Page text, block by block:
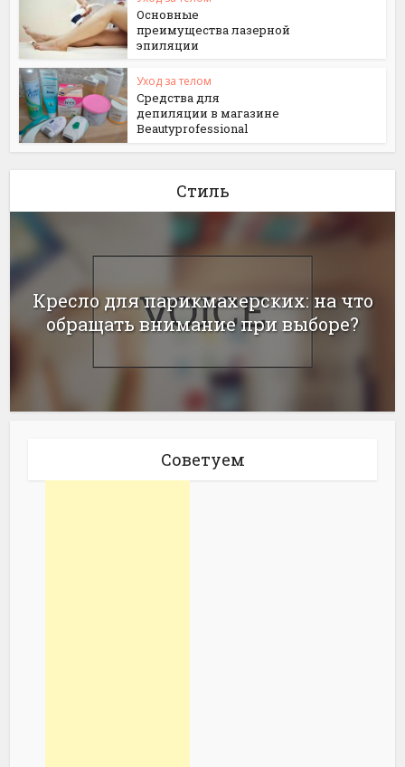
Основные
преимущества лазерной
эпиляции
Уход за телом
Средства для
депиляции в магазине
Beautyprofessional
Стиль
Кресло для парикмахерских: на что
обращать внимание при выборе?
Советуем